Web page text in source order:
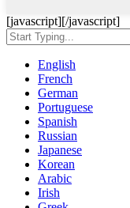
[javascript][/javascript]
English
French
German
Portuguese
Spanish
Russian
Japanese
Korean
Arabic
Irish